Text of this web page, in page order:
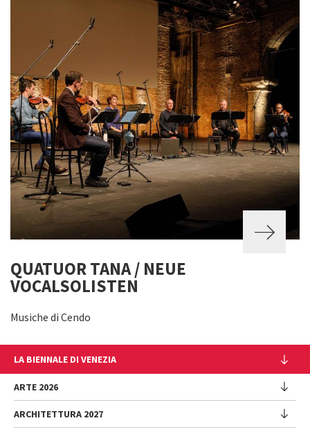
QUATUOR TANA / NEUE
VOCALSOLISTEN
Musiche di Cendo
LA BIENNALE DI VENEZIA
L'Istituzione
Cariche istituzionali
Storia
ARTE 2026
Esposizione
ARCHITETTURA 2027